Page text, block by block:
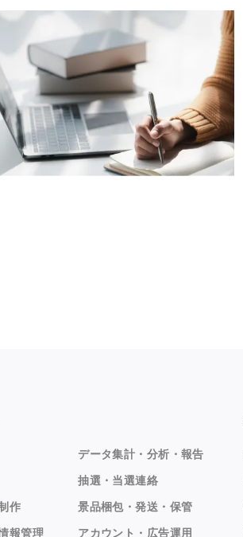
作
報管理
データ集計・分析・報告
抽選・当選連絡
景品梱包・発送・保管
アカウント・広告運用